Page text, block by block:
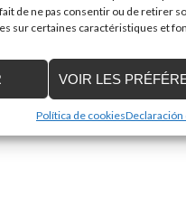
de ne pas consentir ou de retirer
sur certaines caractéristiques et
VOIR LES
Política de cookiesDeclaración
Mail